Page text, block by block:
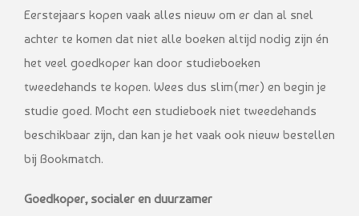
Eerstejaars kopen vaak alles nieuw om er dan al snel
achter te komen dat niet alle boeken altijd nodig zijn én
het veel goedkoper kan door studieboeken
tweedehands te kopen. Wees dus slim(mer) en begin je
studie goed. Mocht een studieboek niet tweedehands
beschikbaar zijn, dan kan je het vaak ook nieuw bestellen
bij Bookmatch.
Goedkoper, socialer en duurzamer